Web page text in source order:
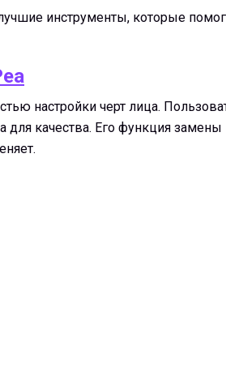
инструменты, которые
настройки черт лица.
качества. Его функция замены